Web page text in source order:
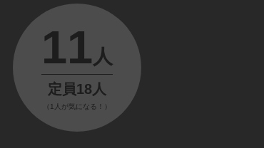
11 人
定員18人
（1人が気になる！）